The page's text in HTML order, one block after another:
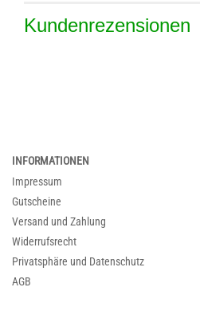
Kundenrezensionen
INFORMATIONEN
Impressum
Gutscheine
Versand und Zahlung
Widerrufsrecht
Privatsphäre und Datenschutz
AGB